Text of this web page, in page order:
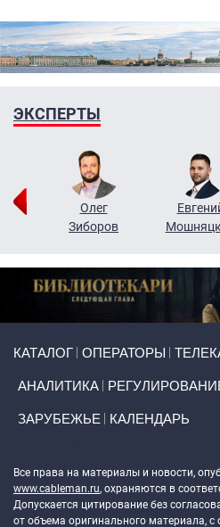
ЭКСПЕРТЫ
Олег
Зиборов
КАТАЛОГ ОПЕРАТОРЫ
АНАЛИТИКА
ЗАРУБЕЖЬЕ КАЛЕНДАРЬ
Все права на материалы и новости,
www.cableman.ru, охраняются в
Допускается цитирование без
от объема оригинального материала,